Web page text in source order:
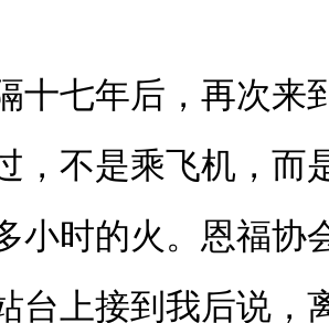
七年后，再次来
，不是乘飞机，而
小时的火。恩福协
台上接到我后说，